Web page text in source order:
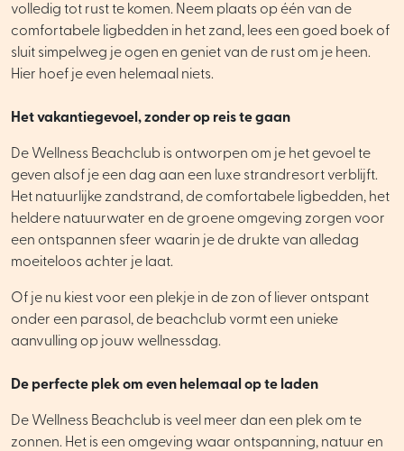
volledig tot rust te komen. Neem plaats op één van de
comfortabele ligbedden in het zand, lees een goed boek of
sluit simpelweg je ogen en geniet van de rust om je heen.
Hier hoef je even helemaal niets.
Het vakantiegevoel, zonder op reis te gaan
De Wellness Beachclub is ontworpen om je het gevoel te
geven alsof je een dag aan een luxe strandresort verblijft.
Het natuurlijke zandstrand, de comfortabele ligbedden, het
heldere natuurwater en de groene omgeving zorgen voor
een ontspannen sfeer waarin je de drukte van alledag
moeiteloos achter je laat.
Of je nu kiest voor een plekje in de zon of liever ontspant
onder een parasol, de beachclub vormt een unieke
aanvulling op jouw wellnessdag.
De perfecte plek om even helemaal op te laden
De Wellness Beachclub is veel meer dan een plek om te
zonnen. Het is een omgeving waar ontspanning, natuur en